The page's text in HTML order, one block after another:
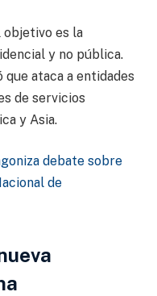
objetivo es la
y no pública.
ataca a entidades
de servicios
y Asia.
debate sobre
de